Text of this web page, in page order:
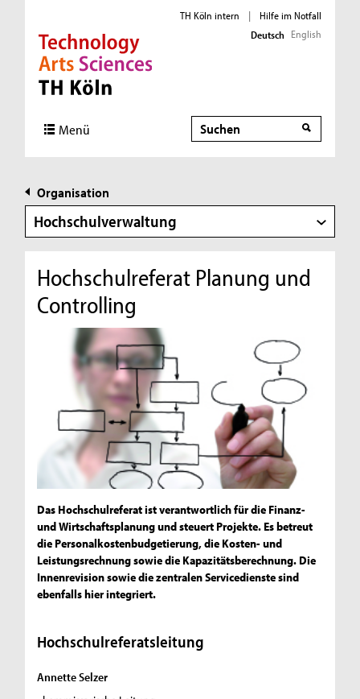
Direkt zur Hauptnavigation
Direkt zur Subnavigation
Direkt zum Inhalt
Direkt zum Fußbereich
TH Köln intern |
Hilfe im Notfall
Deutsch English
Menü Suche
Organisation
Hochschulverwaltung
Hochschulreferat Planung und
Controlling
Das Hochschulreferat ist verantwortlich für die Finanz-
und Wirtschaftsplanung und steuert Projekte. Es betreut
die Personalkostenbudgetierung, die Kosten- und
Leistungsrechnung sowie die Kapazitätsberechnung. Die
Innenrevision sowie die zentralen Servicedienste sind
ebenfalls hier integriert.
Hochschulreferatsleitung
Annette Selzer